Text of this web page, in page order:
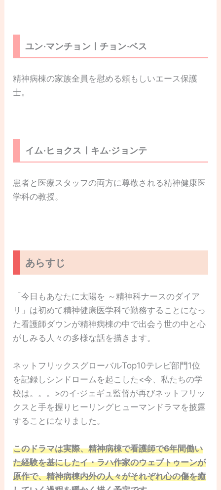
ユン·マンチョンㅣチョン·ベス
精神病棟の家族全員を慰める頼もしいエース保護
士。
イム·ヒョクスㅣキム·ジョンテ
患者と医療スタッフの両方に尊敬される精神健康医
学科の教授。
あらすじ
「今日もあなたに太陽を ～精神科ナースのダイア
リ」は初めて精神健康医学科で勤務することになっ
た看護師ダウンが精神病棟の中で出会う世の中と心
がしみる人々の多様な話を描きます。
ネットフリックスグローバルTop10テレビ部門1位
を記録しシンドロームを起こした<今、私たちの学
校は。。。>のイ·ジェギュ監督が再びネットフリッ
クスと手を握りヒーリングヒューマンドラマを披露
することになりました。
このドラマは実際、精神病棟で看護師で6年間働い
た経験を基にしたイ・ラハ作家のウェブトゥーンが
原作で、精神病棟内外の人々がそれぞれ心の傷を癒